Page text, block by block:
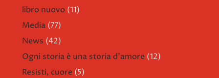
libro nuovo (11)
Media (77)
News (42)
Ogni storia è una storia d'amore (12)
Resisti, cuore (5)